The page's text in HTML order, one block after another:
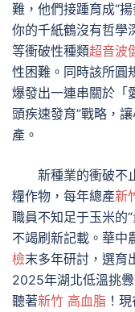
難，他們接踵育成“
你的千紙鶴沒有哲學
等衝破性種類超音波
性困難。同時該所圓
爆發出一連串關於「
頭疾速發育”戰略，
產。
新種業的衝破不
糧作物，每年總產新
職員不知足于玉米的
不竭刷新記載。華中
檢末多年研討，選育
2025年湖北低溫挑
聽著新竹 高血脂 ！